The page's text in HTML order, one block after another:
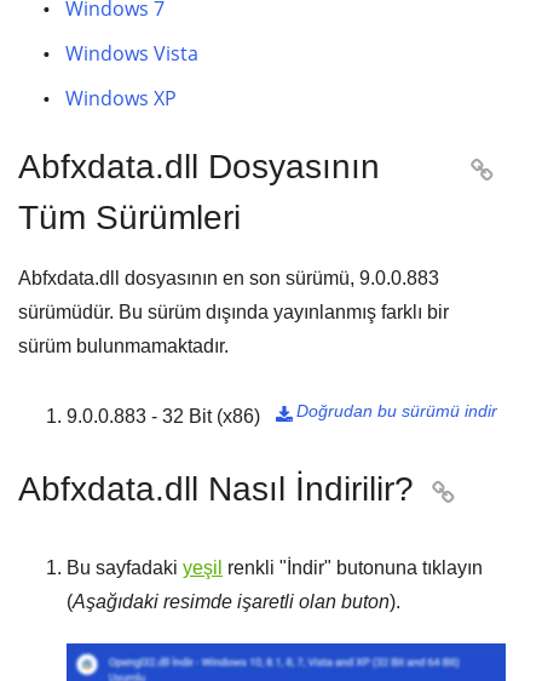
Windows 7
Windows Vista
Windows XP
Abfxdata.dll Dosyasının
Tüm Sürümleri

Abfxdata.dll dosyasının en son sürümü, 9.0.0.883
sürümüdür. Bu sürüm dışında yayınlanmış farklı bir
sürüm bulunmamaktadır.
9.0.0.883 - 32 Bit (x86) Doğrudan bu sürümü indir

Abfxdata.dll Nasıl İndirilir? 
Bu sayfadaki yeşil renkli " İndir" butonuna tıklayın
(Aşağıdaki resimde işaretli olan buton).